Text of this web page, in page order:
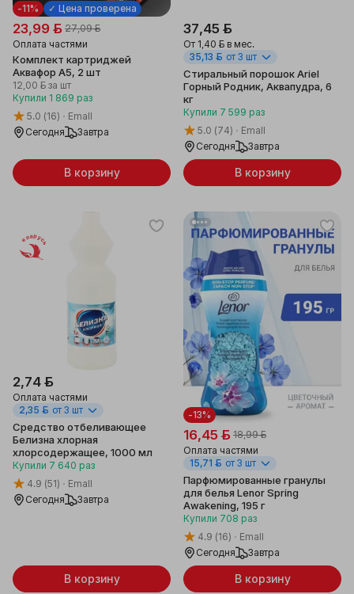
✓ Цена проверена
-11%
23,99 ƃ 27,09 ƃ
Оплата частями
Комплект картриджей
Аквафор A5, 2 шт
12,00 ƃ за шт
Купили 1 869 раз
5.0 (16)
Emall
Сегодня
Завтра
В корзину
37,45 ƃ
От 1,40 ƃ в мес.
35,13 ƃ от 3 шт
Стиральный порошок Ariel
Горный Родник, Аквапудра, 6
кг
Купили 7 599 раз
5.0 (74)
Emall
Сегодня
Завтра
В корзину
Беларусь
2,74 ƃ
Оплата частями
2,35 ƃ от 3 шт
Средство отбеливающее
Белизна хлорная
хлорсодержащее, 1000 мл
Купили 7 640 раз
4.9 (51)
Emall
Сегодня
Завтра
В корзину
-13%
16,45 ƃ 18,99 ƃ
Оплата частями
15,71 ƃ от 3 шт
Парфюмированные гранулы
для белья Lenor Spring
Awakening, 195 г
Купили 708 раз
4.9 (16)
Emall
Сегодня
Завтра
В корзину